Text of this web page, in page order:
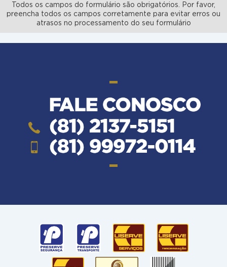
Todos os campos do formulário são obrigatórios. Por favor,
preencha todos os campos corretamente para evitar erros ou
atrasos no processamento do seu formulário